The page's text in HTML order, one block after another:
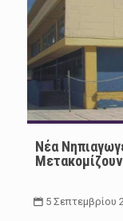
Νέα
5 Σεπτεμβρίου